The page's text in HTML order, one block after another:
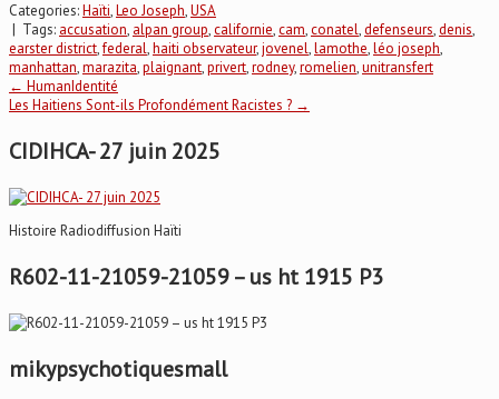
Categories:Haïti,Leo Joseph,USA
| Tags: accusation, alpan group,californie,cam,conatel,defenseurs,denis,
earster district,federal,haiti observateur,jovenel,lamothe,léo joseph,
manhattan,marazita,plaignant,privert,rodney,romelien,unitransfert
Post
navigation
← HumanIdentité
Les Haitiens Sont-ils Profondément Racistes ? →
CIDIHCA- 27 juin 2025
Histoire Radiodiffusion Haïti
R602-11-21059-21059 – us ht 1915 P3
mikypsychotiquesmall